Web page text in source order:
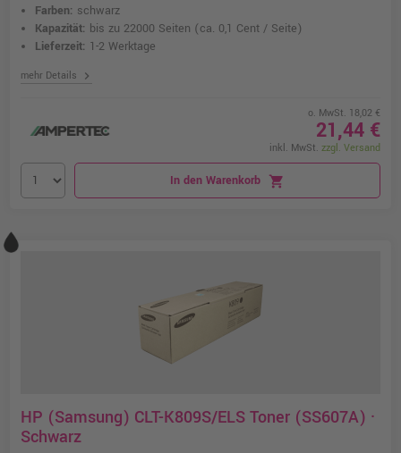
Farben: schwarz
Kapazität: bis zu 22000 Seiten (ca. 0,1 Cent / Seite)
Lieferzeit: 1-2 Werktage
mehr Details chevron_right
o. MwSt. 18,02 €
21,44 €
inkl. MwSt. zzgl. Versand
In den Warenkorb shopping_cart
HP (Samsung) CLT-K809S/ELS Toner (SS607A) ·
Schwarz